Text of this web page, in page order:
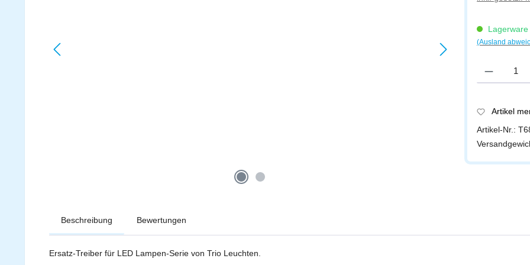
(Ausland
Artikel
Artikel-Nr.:
Beschreibung Bewertungen
Ersatz-Treiber für LED Lampen-Serie von Trio Leuchten.